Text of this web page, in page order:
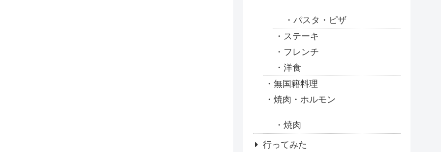
パスタ・ピザ
ステーキ
フレンチ
洋食
無国籍料理
焼肉・ホルモン
焼肉
行ってみた